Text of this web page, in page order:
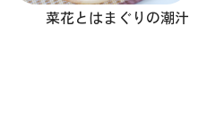
菜花とはまぐりの潮汁